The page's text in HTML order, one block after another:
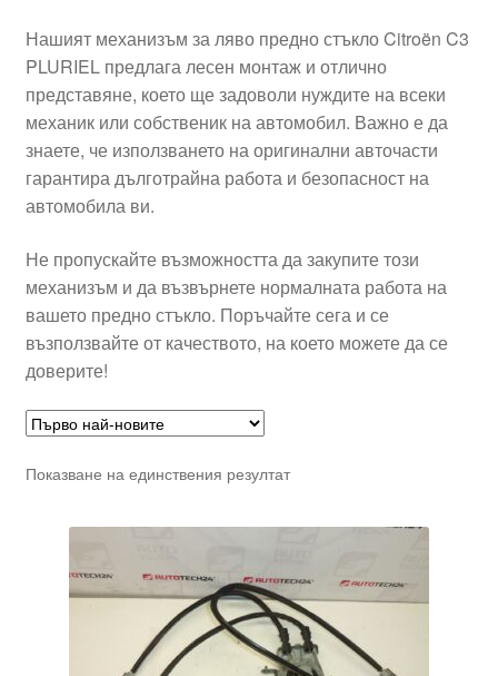
Политика за поверителност
Правила и условия
Процедура за рекламации
Разгледайте
Транспорт
Нашият механизъм за ляво предно стъкло Citroën C3
PLURIEL предлага лесен монтаж и отлично
представяне, което ще задоволи нуждите на всеки
механик или собственик на автомобил. Важно е да
знаете, че използването на оригинални авточасти
гарантира дълготрайна работа и безопасност на
автомобила ви.
Не пропускайте възможността да закупите този
механизъм и да възвърнете нормалната работа на
вашето предно стъкло. Поръчайте сега и се
възползвайте от качеството, на което можете да се
доверите!
Показване на единствения резултат